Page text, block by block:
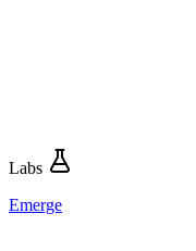
Labs
Emerge